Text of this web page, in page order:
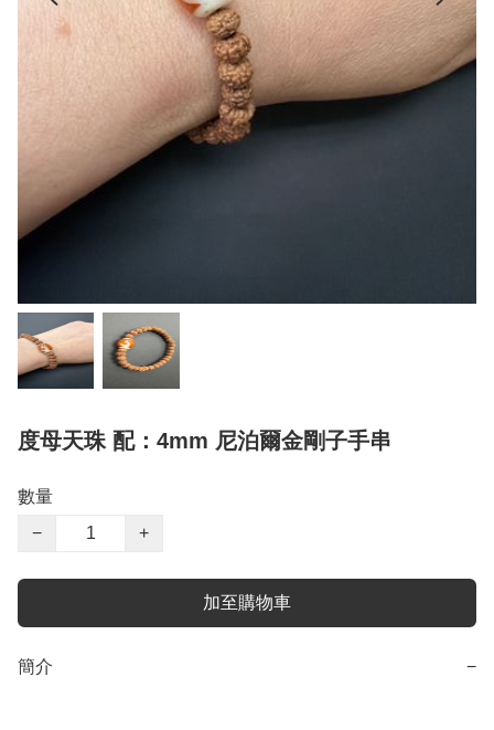
度母天珠 配：4mm 尼泊爾金剛子手串
數量
−
+
加至購物車
簡介 −